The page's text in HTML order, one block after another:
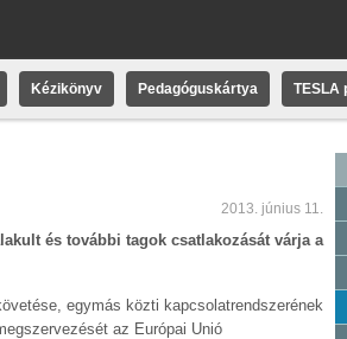
Kézikönyv Pedagóguskártya TESLA
2013. június 11.
és további tagok csatlakozását várja a
egymás közti kapcsolatrendszerének
az Európai Unió